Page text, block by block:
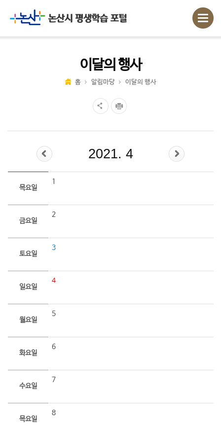
이달의 행사
홈 알림마당 이달의 행사
2021. 4
목요일
1
금요일
2
토요일
3
일요일
4
월요일
5
화요일
6
수요일
7
목요일
8